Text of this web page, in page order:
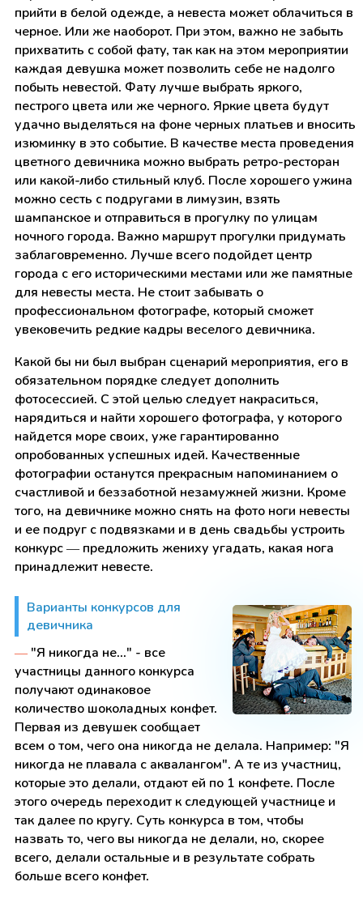
прийти в белой одежде, а невеста может облачиться в
черное. Или же наоборот. При этом, важно не забыть
прихватить с собой фату, так как на этом мероприятии
каждая девушка может позволить себе не надолго
побыть невестой. Фату лучше выбрать яркого,
пестрого цвета или же черного. Яркие цвета будут
удачно выделяться на фоне черных платьев и вносить
изюминку в это событие. В качестве места проведения
цветного девичника можно выбрать ретро-ресторан
или какой-либо стильный клуб. После хорошего ужина
можно сесть с подругами в лимузин, взять
шампанское и отправиться в прогулку по улицам
ночного города. Важно маршрут прогулки придумать
заблаговременно. Лучше всего подойдет центр
города с его историческими местами или же памятные
для невесты места. Не стоит забывать о
профессиональном фотографе, который сможет
увековечить редкие кадры веселого девичника.
Какой бы ни был выбран сценарий мероприятия, его в
обязательном порядке следует дополнить
фотосессией. С этой целью следует накраситься,
нарядиться и найти хорошего фотографа, у которого
найдется море своих, уже гарантированно
опробованных успешных идей. Качественные
фотографии останутся прекрасным напоминанием о
счастливой и беззаботной незамужней жизни. Кроме
того, на девичнике можно снять на фото ноги невесты
и ее подруг с подвязками и в день свадьбы устроить
конкурс — предложить жениху угадать, какая нога
принадлежит невесте.
Варианты конкурсов для
девичника
—"Я никогда не..." - все
участницы данного конкурса
получают одинаковое
количество шоколадных конфет.
Первая из девушек сообщает
всем о том, чего она никогда не делала. Например: "Я
никогда не плавала с аквалангом". А те из участниц,
которые это делали, отдают ей по 1 конфете. После
этого очередь переходит к следующей участнице и
так далее по кругу. Суть конкурса в том, чтобы
назвать то, чего вы никогда не делали, но, скорее
всего, делали остальные и в результате собрать
больше всего конфет.